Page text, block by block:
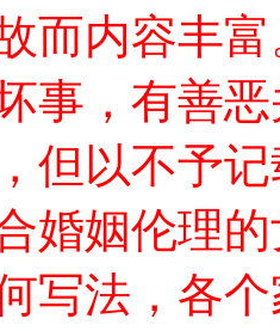
而内容丰
事，有善
但以不予
婚姻伦理
写法，各